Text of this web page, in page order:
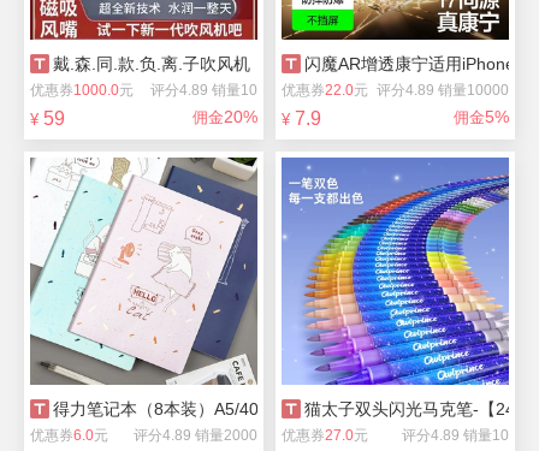
戴.森.同.款.负.离.子吹风机
优惠券1000.0元 评分4.89 销量10
¥ 59 佣金20%
闪魔AR增透康宁适用
优惠券22.0元 评分4.89 销量10000
¥ 7.9 佣金5%
得力笔记本（8本装）A5/40张
优惠券6.0元 评分4.89 销量2000
猫太子双头闪光马克笔-【24色
优惠券27.0元 评分4.89 销量10